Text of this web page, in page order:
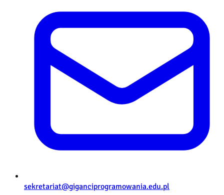
sekretariat@giganciprogramowania.edu.pl